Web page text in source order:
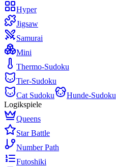
Hyper
Jigsaw
Samurai
Mini
Thermo-Sudoku
Tier-Sudoku
Cat Sudoku
Hunde-Sudoku
Logikspiele
Queens
Star Battle
Number Path
Futoshiki